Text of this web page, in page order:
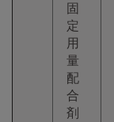
固
定
用
量
配
合
剤